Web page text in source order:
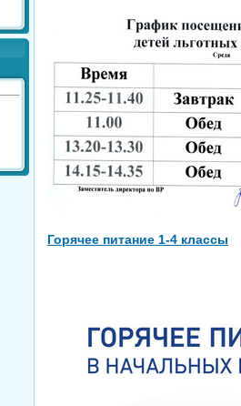
Горячее питание 1-4 классы